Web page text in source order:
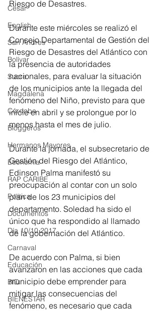
Cesar
English
San Andres
Bolívar
Sucre
Magdalena
Córdoba
Bloggeros
Hermanos Mayores
Economía
RAP CARIBE
Política
Documentos
Día 10/10 2017
Carnaval
Educación
BID
BIENESTAR
Riesgo de Desastres.
Durante este miércoles se realizó el
Consejo Departamental de Gestión del
Riesgo de Desastres del Atlántico con
la presencia de autoridades
nacionales, para evaluar la situación
de los municipios ante la llegada del
fenómeno del Niño, previsto para que
inicie en abril y se prolongue por lo
menos hasta el mes de julio.
Durante la jornada, el subsecretario de
Gestión del Riesgo del Atlántico,
Edinson Palma manifestó su
preocupación al contar con un solo
plan de los 23 municipios del
departamento. Soledad ha sido el
único que ha respondido al llamado
de la gobernación del Atlántico.
De acuerdo con Palma, si bien
avanzaron en las acciones que cada
municipio debe emprender para
mitigar las consecuencias del
fenómeno, es necesario que cada